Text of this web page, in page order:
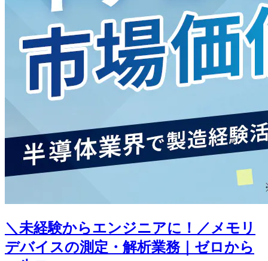
＼未経験からエンジニアに！／メモリ
デバイスの測定・解析業務｜ゼロから